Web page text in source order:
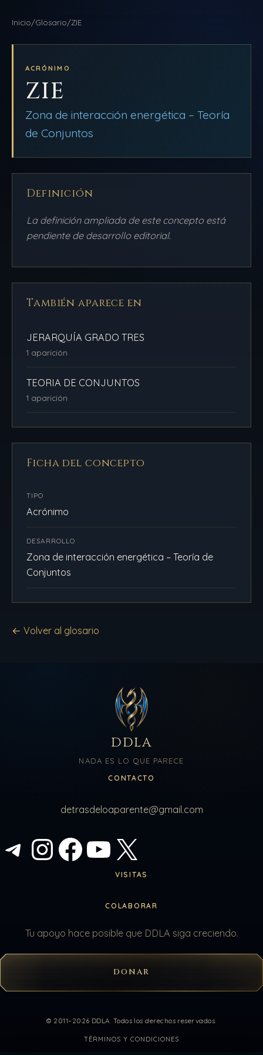
NAVEGACIÓN
INICIO
BLOG
AMEQC
Inicio/Glosario/ZIE
ACRÓNIMO
ZIE
Zona de interacción energética – Teoría
de Conjuntos
Definición
La definición ampliada de este concepto está
pendiente de desarrollo editorial.
También aparece en
JERARQUÍA GRADO TRES
1 aparición
TEORIA DE CONJUNTOS
1 aparición
Ficha del concepto
TIPO
Acrónimo
DESARROLLO
Zona de interacción energética – Teoría de
Conjuntos
← Volver al glosario
DDLA
NADA ES LO QUE PARECE
CONTACTO
detrasdeloaparente@gmail.com
TelegramInstagram
FacebookYouTube
X
VISITAS
COLABORAR
Tu apoyo hace posible que DDLA siga creciendo.
DONAR
© 2011–2026 DDLA. Todos los derechos reservados.
TÉRMINOS Y CONDICIONES